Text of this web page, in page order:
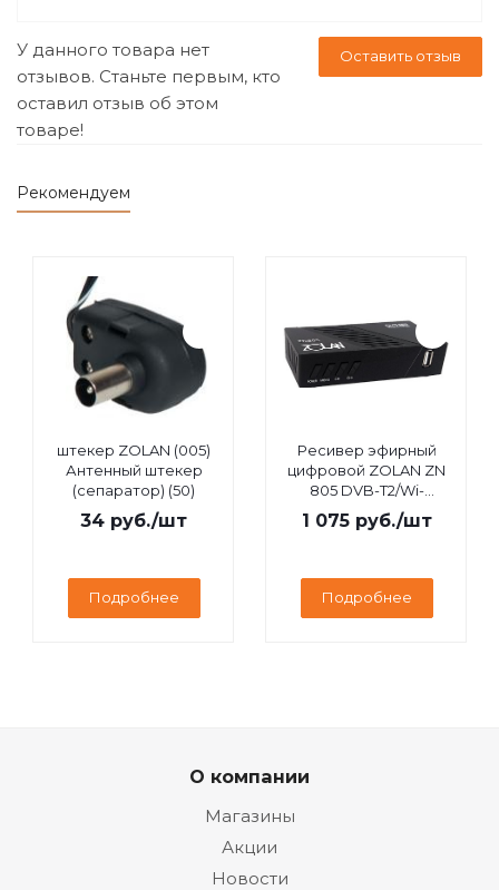
Оставить отзыв
У данного товара нет
отзывов. Станьте первым, кто
оставил отзыв об этом
товаре!
Рекомендуем
штекер ZOLAN (005)
Антенный штекер
(сепаратор) (50)
34 руб./шт
Подробнее
Ресивер эфирный
цифровой ZOLAN ZN
805 DVB-T2/Wi-
Fi/IPTV/MEGOGO/YouTube,
дисплей
1 075руб./шт
Подробнее
О компании
Магазины
Акции
Новости